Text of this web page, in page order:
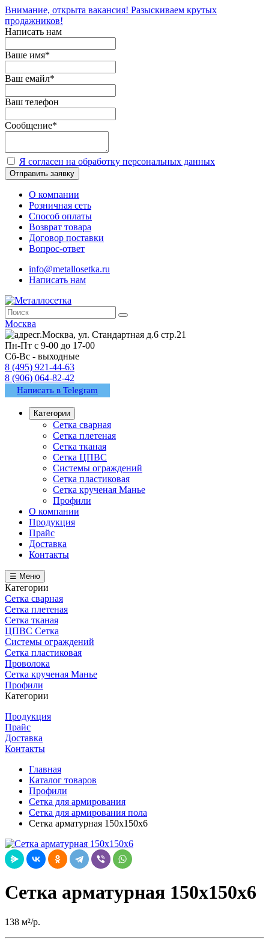
Внимание, открыта вакансия! Разыскиваем крутых
продажников!
Написать нам
Ваше имя*
Ваш емайл*
Ваш телефон
Сообщение*
Я согласен на обработку персональных данных
Отправить заявку
О компании
Розничная сеть
Способ оплаты
Возврат товара
Договор поставки
Вопрос-ответ
info@metallosetka.ru
Написать нам
Москва
г.Москва, ул. Стандартная д.6 стр.21
Пн-Пт с 9-00 до 17-00
Сб-Вс - выходные
8 (495) 921-44-63
8 (906) 064-82-42
Написать в Telegram
Категории
Сетка сварная
Сетка плетеная
Сетка тканая
Сетка ЦПВС
Системы ограждений
Сетка пластиковая
Сетка крученая Манье
Профили
О компании
Продукция
Прайс
Доставка
Контакты
☰ Меню
Категории
Сетка сварная
Сетка плетеная
Сетка тканая
ЦПВС Сетка
Системы ограждений
Сетка пластиковая
Проволока
Сетка крученая Манье
Профили
Категории
Продукция
Прайс
Доставка
Контакты
Главная
Каталог товаров
Профили
Сетка для армирования
Сетка для армирования пола
Сетка арматурная 150х150х6
Сетка арматурная 150х150х6
138 м²/р.